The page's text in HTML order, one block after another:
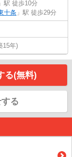
」駅 徒歩10分
十条 」駅 徒歩29分
15年)
る(無料)
る